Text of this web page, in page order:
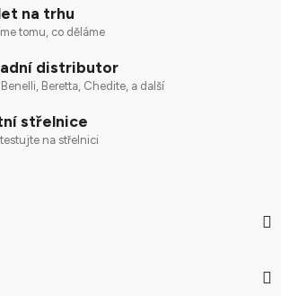
na trhu
tomu, co děláme
distributor
Benelli, Beretta, Chedite, a další
střelnice
na střelnici